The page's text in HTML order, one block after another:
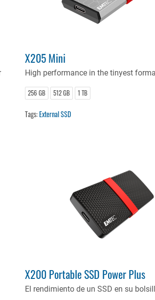
X205 Mini
High performance in the tinyest
256 GB 512 GB 1 TB
Tags:External SSD
X200 Portable SSD Power Plus
El rendimiento de un SSD en su